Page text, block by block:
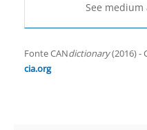
See
Fonte CANdictionary(2016) -
cia.org